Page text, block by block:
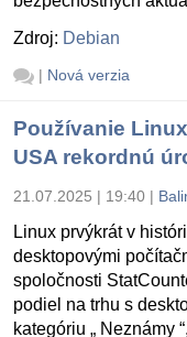
Zdroj: Debian
| Nová verzia
Používanie
USA rekordnú
21.07.2025 | 19:40 |
Linux prvýkrát v
desktopovými
spoločnosti
podiel na trhu s
kategóriu „ Neznámy